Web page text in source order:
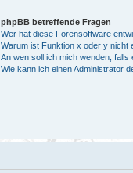
phpBB betreffende Fragen
Wer hat diese Forensoftware
Warum ist Funktion x oder y nicht
An wen soll ich mich wenden,
Wie kann ich einen Administrator